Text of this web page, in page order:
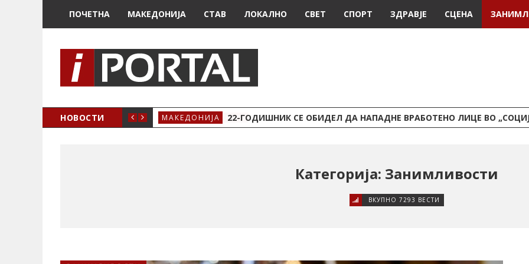
ПОЧЕТНА МАКЕДОНИЈА СТАВ ЛОКАЛНО СВЕТ СПОРТ ЗДРАВЈЕ СЦЕНА
НОВОСТИ
ЖЕНСКО ЗДРАВЈЕ ВО КРИВА ПАЛАНКА МАКЕДОНИЈА 22-ГОДИШНИК СЕ ОБИДЕЛ ДА НАПАДНЕ ВРАБОТЕНО ЛИЦЕ ВО
Категорија: Занимливости
ВКУПНО 7293 ВЕСТИ